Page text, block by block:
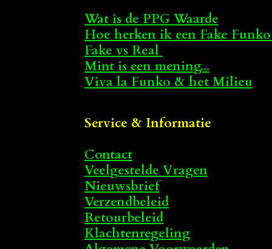
Wat is de PPG Waarde
Hoe herken ik een Fake Funko
Fake vs Real
Mint is een mening...
Viva la Funko & het Milieu
Service & Informatie
Contact
Veelgestelde Vragen
Nieuwsbrief
Verzendbeleid
Retourbeleid
Klachtenregeling